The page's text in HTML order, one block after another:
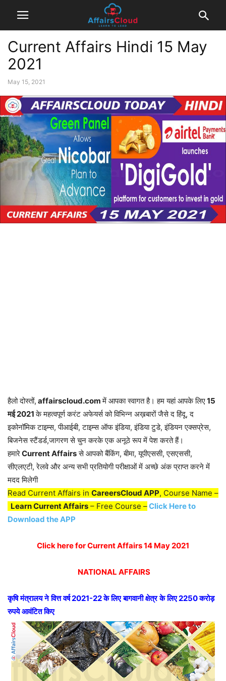
Current Affairs Hindi 15 May
2021
May 15, 2021
हैलो दोस्तों, affairscloud.comमें आपका स्वागत है। हम यहां आपके लिए15
मई2021के महत्वपूर्ण करंट अफेयर्स को विभिन्न अख़बारों जैसे द हिंदू, द
इकोनॉमिक टाइम्स, पीआईबी, टाइम्स ऑफ इंडिया, इंडिया टुडे, इंडियन एक्सप्रेस,
बिजनेस स्टैंडर्ड,जागरण से चुन करके एक अनूठे रूप में पेश करते हैं।
हमारेCurrent Affairsसे आपको बैंकिंग, बीमा, यूपीएससी, एसएससी,
सीएलएटी, रेलवे और अन्य सभी प्रतियोगी परीक्षाओं में अच्छे अंक प्राप्त करने में
मदद मिलेगी
Read Current Affairs in CareersCloud APP, Course Name –
Learn Current Affairs – Free Course –Click Here to
Download the APP
Click here for Current Affairs 14 May 2021
NATIONAL AFFAIRS
कृषि मंत्रालय ने वित्त वर्ष2021-22के लिए बागवानी क्षेत्र के लिए2250करोड़
रुपये आवंटित किए